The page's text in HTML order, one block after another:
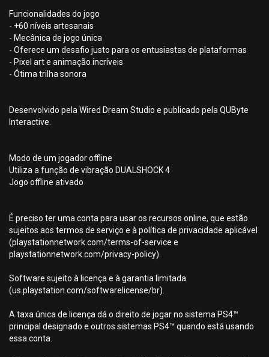
Funcionalidades do jogo
- +60 níveis artesanais
- Mecânica de jogo única
- Oferece um desafio justo para os entusiastas de plataformas
- Pixel art e animação incríveis
- Ótima trilha sonora
Desenvolvido pela Wired Dream Studio e publicado pela QUByte
Interactive.
Modo de um jogador offline
Utiliza a função de vibração DUALSHOCK 4
Jogo offline ativado
É preciso ter uma conta para usar os recursos online, que estão
sujeitos aos termos de serviço e à política de privacidade aplicável
(playstationnetwork.com/terms-of-service e
playstationnetwork.com/privacy-policy).
Software sujeito à licença e à garantia limitada
(us.playstation.com/softwarelicense/br).
A taxa única de licença dá o direito de jogar no sistema PS4™
principal designado e outros sistemas PS4™ quando está usando
essa conta.